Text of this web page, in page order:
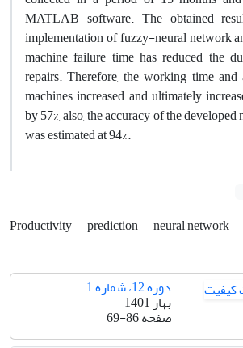
MATLAB software. The obtained
implementation of fuzzy-neural network
machine failure time has reduced the
repairs. Therefore, the working time
machines increased and ultimately
by 57%, also, the accuracy of the
was estimated at 94%.
Productivity prediction neural network
دوره 12، شماره 1
بهار 1401
صفحه69-86